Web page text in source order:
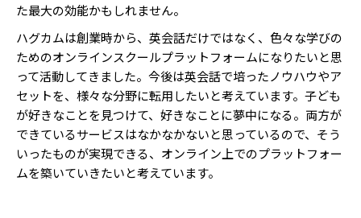
た最大の効能かもしれません。
ハグカムは創業時から、英会話だけではなく、色々な学びの
ためのオンラインスクールプラットフォームになりたいと思
って活動してきました。今後は英会話で培ったノウハウやア
セットを、様々な分野に転用したいと考えています。子ども
が好きなことを見つけて、好きなことに夢中になる。両方が
できているサービスはなかなかないと思っているので、そう
いったものが実現できる、オンライン上でのプラットフォー
ムを築いていきたいと考えています。